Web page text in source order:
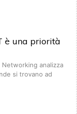
è una priorità
Networking analizza
si trovano ad